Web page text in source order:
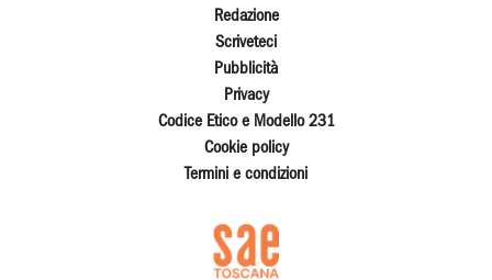
Redazione
Scriveteci
Pubblicità
Privacy
Codice Etico e Modello 231
Cookie policy
Termini e condizioni